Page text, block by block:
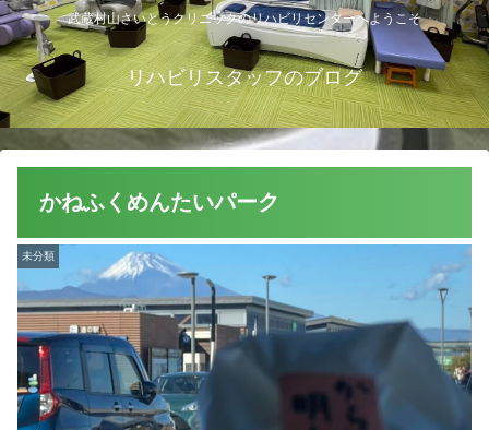
武蔵村山さいとうクリニックのリハビリセンターへようこそ
リハビリスタッフのブログ
かねふくめんたいパーク
未分類